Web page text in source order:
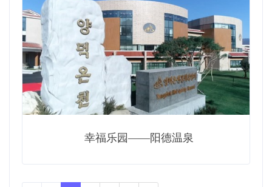
幸福乐园——阳德温泉